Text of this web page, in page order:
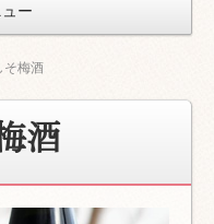
ー
梅酒
酒